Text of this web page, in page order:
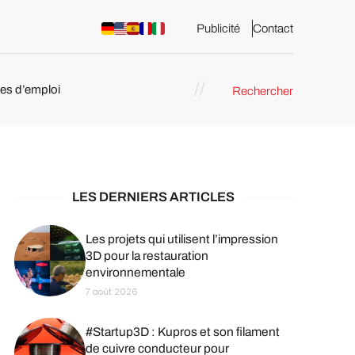
Publicité Contact
d’emploi Rechercher
LES DERNIERS ARTICLES
Les projets qui utilisent l’impression
3D pour la restauration
environnementale
7 août 2026
#Startup3D : Kupros et son filament
de cuivre conducteur pour